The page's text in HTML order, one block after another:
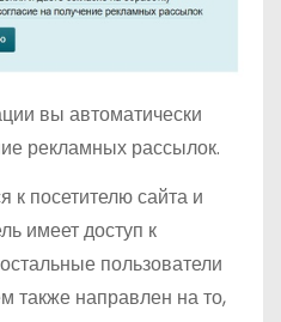
вы автоматически
рекламных рассылок.
к посетителю сайта и
имеет доступ к
пользователи
также направлен на то,